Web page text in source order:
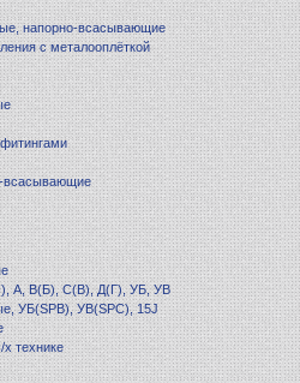
напорно-всасывающие
с металооплёткой
всасывающие
А, В(Б), С(В), Д(Г), УБ, УВ
УБ(SPB), УВ(SPC), 15J
технике